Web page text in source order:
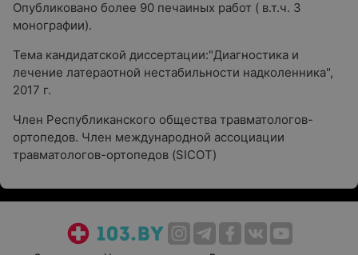
Опубликовано более 90 печаиных работ ( в.т.ч. 3
монографии).
Тема кандидатской диссертации:"Диагностика и
лечение латераотной нестабильности надколенника",
2017 г.
Член Республиканского общества травматологов-
ортопедов. Член международной ассоциации
травматологов-ортопедов (SICOT)